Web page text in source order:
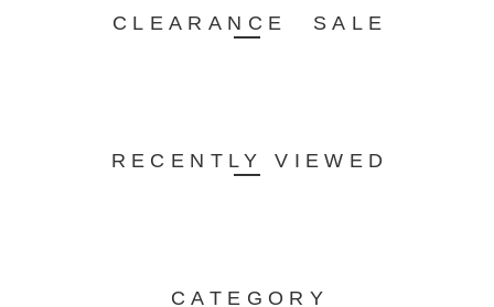
CLEARANCE SALE
RECENTLY VIEWED
CATEGORY